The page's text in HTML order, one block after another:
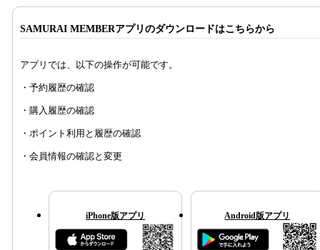
SAMURAI MEMBERアプリのダウンロードはこちらから
アプリでは、以下の操作が可能です。
・予約履歴の確認
・購入履歴の確認
・ポイント利用と履歴の確認
・会員情報の確認と変更
iPhone版アプリ Android版アプリ